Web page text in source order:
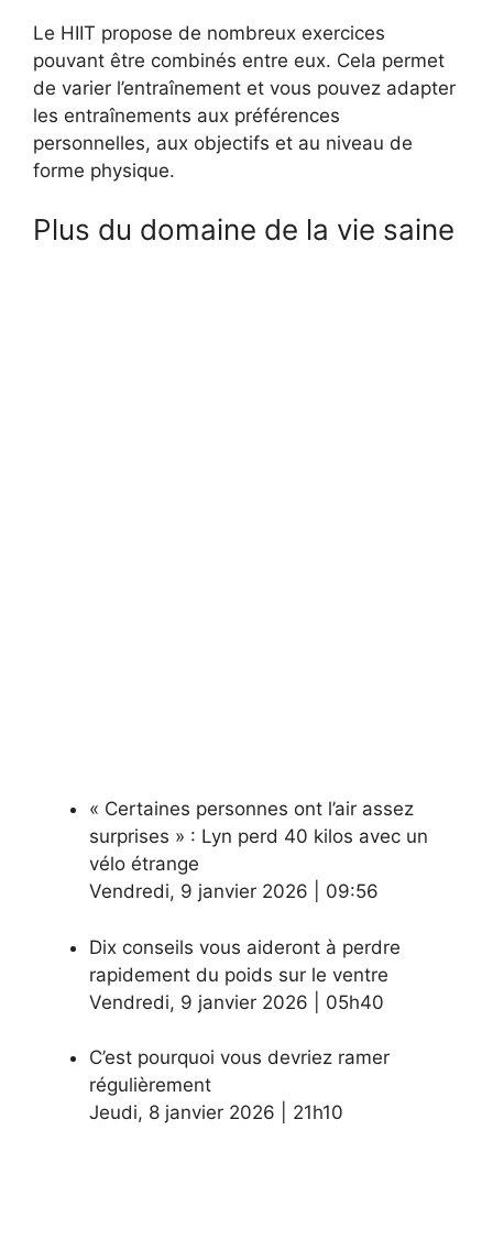
Le HIIT propose de nombreux exercices
pouvant être combinés entre eux. Cela permet
de varier l’entraînement et vous pouvez adapter
les entraînements aux préférences
personnelles, aux objectifs et au niveau de
forme physique.
Plus du domaine de la vie saine
« Certaines personnes ont l’air assez
surprises » : Lyn perd 40 kilos avec un
vélo étrange
Vendredi, 9 janvier 2026 09:56
Dix conseils vous aideront à perdre
rapidement du poids sur le ventre
Vendredi, 9 janvier 2026 05h40
C’est pourquoi vous devriez ramer
régulièrement
Jeudi, 8 janvier 2026 21h10